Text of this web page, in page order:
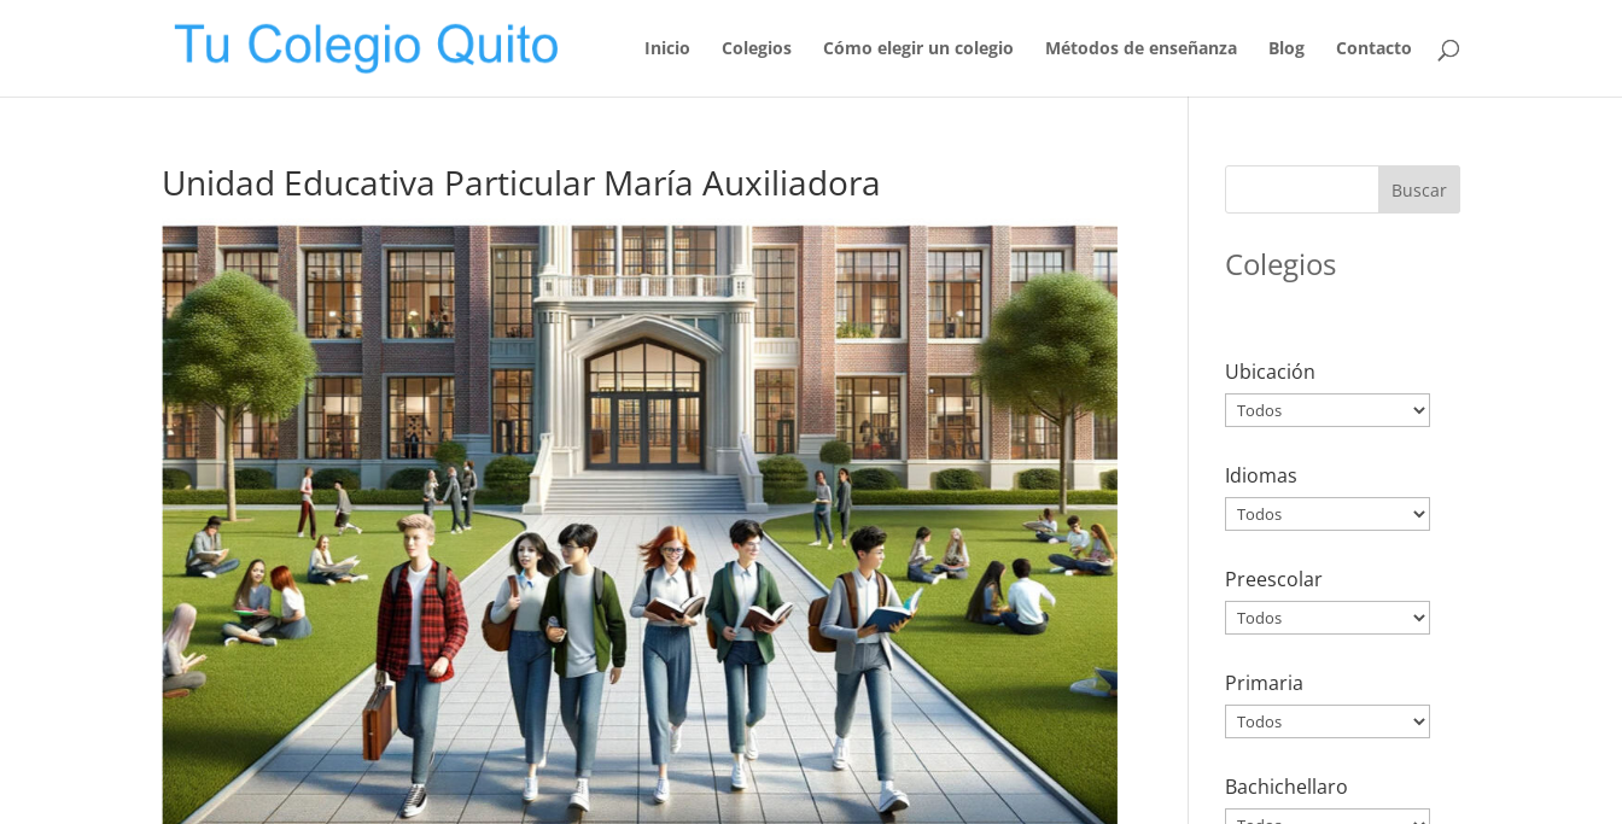
Inicio Colegios Cómo elegir un colegio Métodos de enseñanza Blog Contacto
Unidad Educativa Particular María Auxiliadora Buscar
Colegios
Ubicación
Idiomas
Preescolar
Primaria
Bachichellaro